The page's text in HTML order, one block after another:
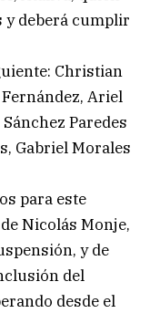
y deberá cumplir
Christian
Ariel
Paredes
Gabriel Morales
para este
Nicolás Monje,
y de
del
desde el